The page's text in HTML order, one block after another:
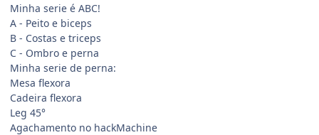
Minha serie é ABC!
A - Peito e biceps
B - Costas e triceps
C - Ombro e perna
Minha serie de perna:
Mesa flexora
Cadeira flexora
Leg 45°
Agachamento no hackMachine